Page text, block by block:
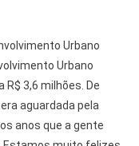
Urbano
Urbano
3,6 milhões. De
aguardada pela
anos que a gente